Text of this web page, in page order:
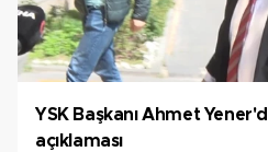
YSK Başkanı Ahmet
açıklaması